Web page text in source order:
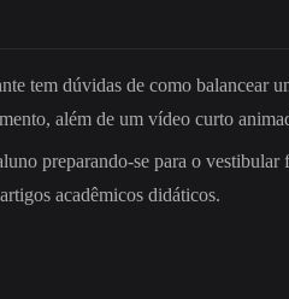
tem dúvidas de como balancear
além de um vídeo curto
preparando-se para o vestibular
acadêmicos didáticos.